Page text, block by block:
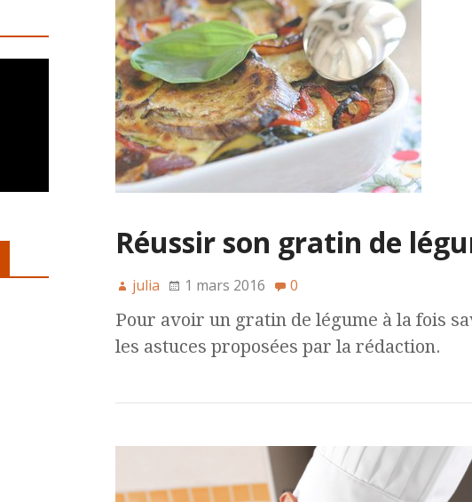
Réussir son gratin de
julia 1 mars 2016 0
Pour avoir un gratin de légume à la fois
les astuces proposées par la rédaction.